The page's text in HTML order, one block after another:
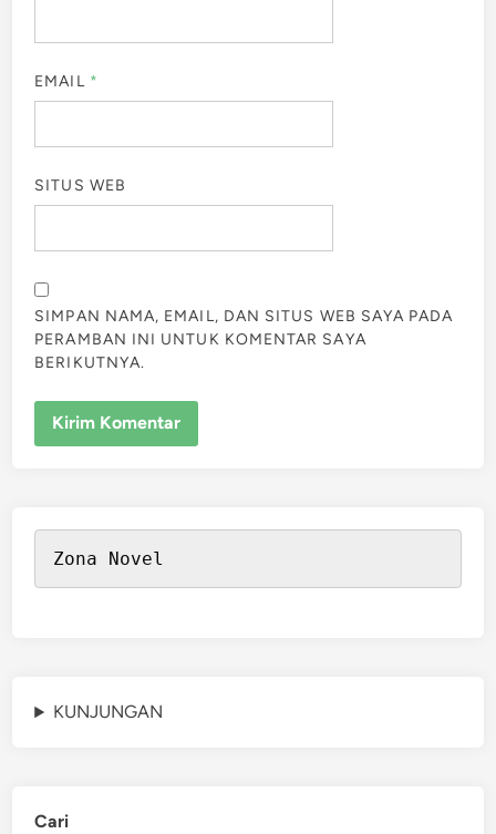
EMAIL *
SITUS WEB
SIMPAN NAMA, EMAIL, DAN SITUS WEB SAYA PADA
PERAMBAN INI UNTUK KOMENTAR SAYA
BERIKUTNYA.
Zona Novel
KUNJUNGAN
Cari